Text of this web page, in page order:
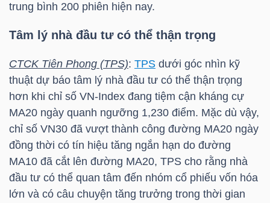
trung bình 200 phiên hiện nay.
Tâm lý nhà đầu tư có thể thận trọng
CTCK Tiên Phong (TPS): TPS dưới góc nhìn kỹ
thuật dự báo tâm lý nhà đầu tư có thể thận trọng
hơn khi chỉ số VN-Index đang tiệm cận kháng cự
MA20 ngày quanh ngưỡng 1,230 điểm. Mặc dù vậy,
chỉ số VN30 đã vượt thành công đường MA20 ngày
đồng thời có tín hiệu tăng ngắn hạn do đường
MA10 đã cắt lên đường MA20, TPS cho rằng nhà
đầu tư có thể quan tâm đến nhóm cổ phiếu vốn hóa
lớn và có câu chuyện tăng trưởng trong thời gian
CHÍNH
CÁ
PHÂN
TÍCH
VIETSTOCKFINANCE